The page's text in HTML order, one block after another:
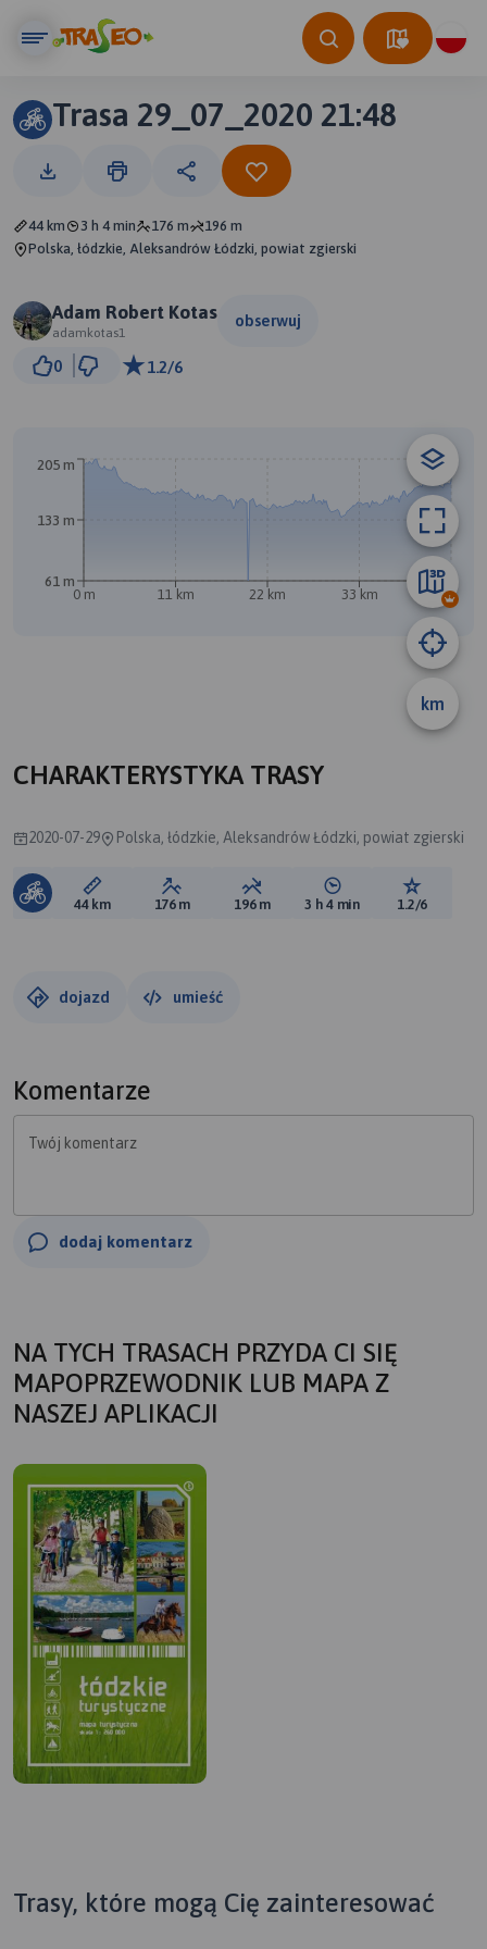
Trasa 29_07_2020 21:48
44 km 3 h 4 min 176 m
196 m
Polska, łódzkie, Aleksandrów Łódzki, powiat zgierski
Adam Robert Kotas
adamkotas1
obserwuj
0 1.2/6
A
km
0 m 11 km 22 km 33 km 44 km
61 m
133 m
205 m
CHARAKTERYSTYKA TRASY
2020-07-29 Polska, łódzkie, Aleksandrów Łódzki, powiat zgierski
Długość trasy:
44 km Suma przewyższeń:
176 m Suma spadków:
196 m Średni czas potrzebny
3 h 4 min Ocena
1.2/6
dojazd umieść
Komentarze
Twój komentarz
dodaj komentarz
NA TYCH TRASACH PRZYDA CI SIĘ
MAPOPRZEWODNIK LUB MAPA Z
NASZEJ APLIKACJI
Trasy, które mogą Cię zainteresować